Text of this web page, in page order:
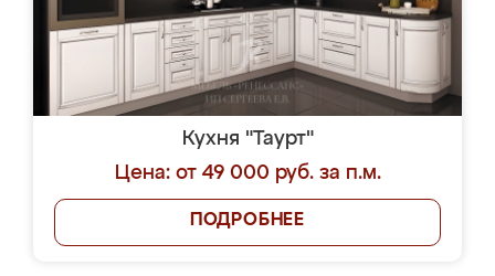
Кухня "Таурт"
Цена: от 49 000 руб. за п.м.
ПОДРОБНЕЕ